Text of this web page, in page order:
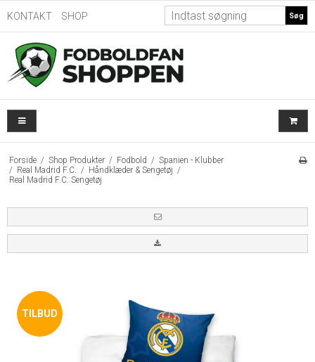
KONTAKT SHOP Søg
Forside / Shop Produkter / Fodbold / Spanien - Klubber
/ Real Madrid F.C. / Håndklæder & Sengetøj /
Real Madrid F.C. Sengetøj
TILBUD